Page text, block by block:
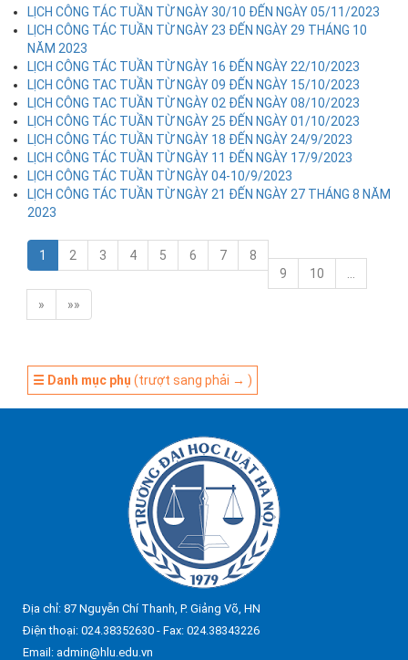
LỊCH CÔNG TÁC TUẦN TỪ NGÀY 30/10 ĐẾN NGÀY 05/11/2023
LỊCH CÔNG TÁC TUẦN TỪ NGÀY 23 ĐẾN NGÀY 29 THÁNG 10
NĂM 2023
LỊCH CÔNG TÁC TUẦN TỪ NGÀY 16 ĐẾN NGÀY 22/10/2023
LỊCH CÔNG TAC TUẦN TỪ NGÀY 09 ĐẾN NGÀY 15/10/2023
LỊCH CÔNG TAC TUẦN TỪ NGÀY 02 ĐẾN NGÀY 08/10/2023
LỊCH CÔNG TÁC TUẦN TỪ NGÀY 25 ĐẾN NGÀY 01/10/2023
LỊCH CÔNG TÁC TUẦN TỪ NGÀY 18 ĐẾN NGÀY 24/9/2023
LỊCH CÔNG TÁC TUẦN TỪ NGÀY 11 ĐẾN NGÀY 17/9/2023
LỊCH CÔNG TÁC TUẦN TỪ NGÀY 04-10/9/2023
LỊCH CÔNG TÁC TUẦN TỪ NGÀY 21 ĐẾN NGÀY 27 THÁNG 8 NĂM
2023
1 2 3 4 5 6 7
8
9
10
» »»
☰ Danh mục phụ (trượt sang phải → )
Địa chỉ: 87 Nguyễn Chí Thanh, P. Giảng Võ, HN
Điện thoại: 024.38352630 - Fax: 024.38343226
Email: admin@hlu.edu.vn